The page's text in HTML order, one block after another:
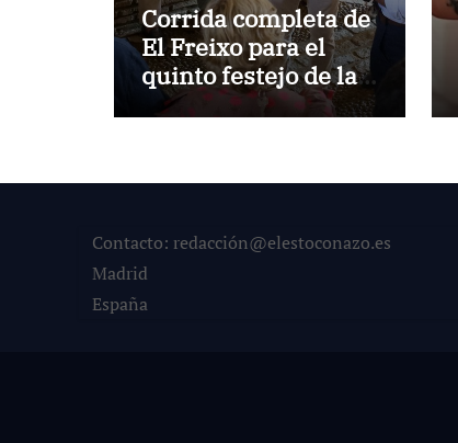
Corrida completa de
El Freixo para el
quinto festejo de la
Temporada de
Contacto: redacción@elestoconazo.es
Madrid
España